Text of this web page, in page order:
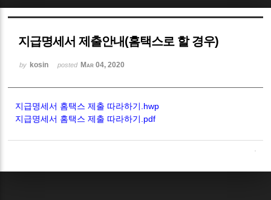
지급명세서 제출안내(홈택스로 할 경우)
by kosin posted Mar 04, 2020
지급명세서 홈택스 제출 따라하기.hwp
지급명세서 홈택스 제출 따라하기.pdf
Sketchbook5, 스케치북5
Sketchbook5, 스케치북5